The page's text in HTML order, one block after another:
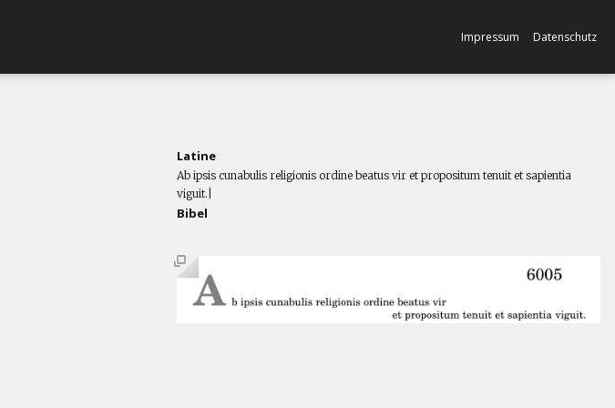
Impressum Datenschutz
Latine
Ab ipsis cunabulis religionis ordine beatus vir et propositum tenuit et sapientia
viguit.|
Bibel